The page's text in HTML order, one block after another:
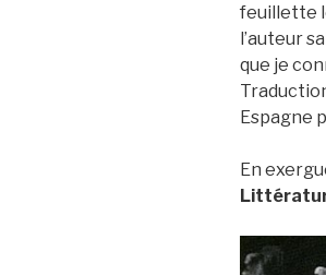
feuillette
l’auteur
que je
Espagne
En